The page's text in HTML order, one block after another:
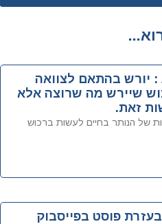
יורש בהתאם לצוואה
שיירש מה שרוצה אלא
זאת.
של הנותר בחיים לעשות ברכוש
פוסט בפייסבוק